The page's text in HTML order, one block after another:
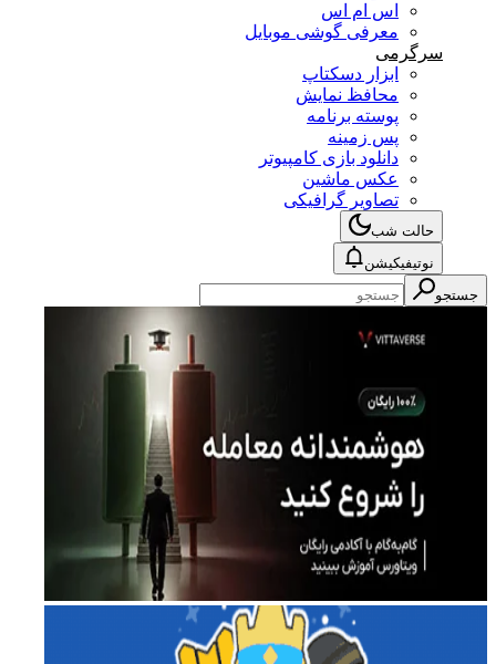
اس ام اس
معرفی گوشی موبایل
سرگرمی
ابزار دسکتاپ
محافظ نمایش
پوسته برنامه
پس زمینه
دانلود بازی کامپیوتر
عکس ماشین
تصاویر گرافیکی
حالت شب
نوتیفیکیشن
جستجو